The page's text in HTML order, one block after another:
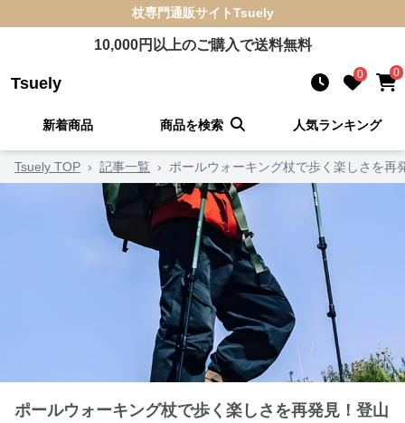
杖専門通販サイトTsuely
10,000円以上のご購入で送料無料
Tsuely 0 0
新着商品 商品を検索 人気ランキング
Tsuely TOP › 記事一覧 › ポールウォーキング杖で歩く楽しさを
ポールウォーキング杖で歩く楽しさを再発見！登山